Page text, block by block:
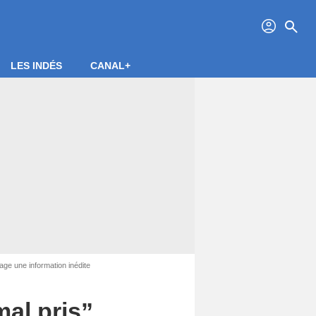
profil search
LES INDÉS CANAL+
une information inédite